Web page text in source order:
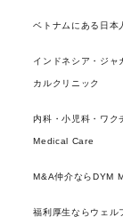
ベトナムにある日本
インドネシア・ジャ
カルクリニック
内科・小児科・ワク
Medical Care
M&A仲介ならDYM
福利厚生ならウェル